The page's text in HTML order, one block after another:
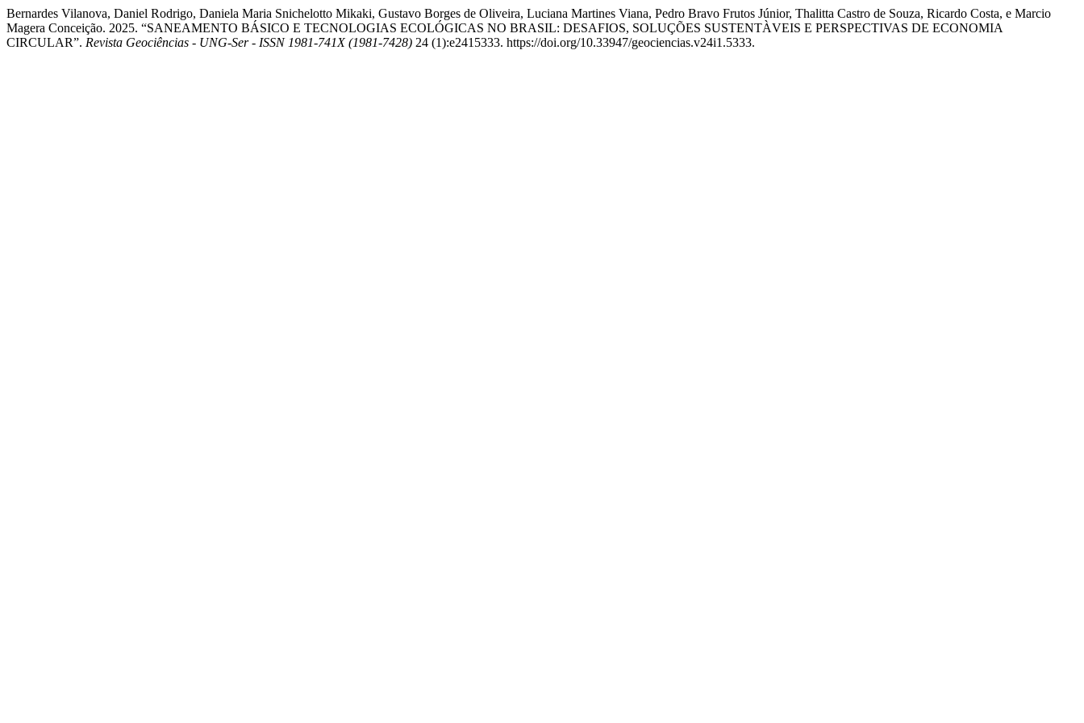
Bernardes Vilanova, Daniel Rodrigo, Daniela Maria Snichelotto Mikaki, Gustavo Borges de Oliveira, Luciana Martines Viana, Pedro Bravo Frutos Júnior, Thalitta Castro de Souza, Ricardo Costa, e Marcio
Magera Conceição. 2025. “SANEAMENTO BÁSICO E TECNOLOGIAS ECOLÓGICAS NO BRASIL: DESAFIOS, SOLUÇÕES SUSTENTÀVEIS E PERSPECTIVAS DE ECONOMIA
CIRCULAR”. Revista Geociências - UNG-Ser - ISSN 1981-741X (1981-7428) 24 (1):e2415333. https://doi.org/10.33947/geociencias.v24i1.5333.